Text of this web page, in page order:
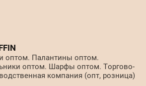
оптом. Палантины оптом.
оптом. Шарфы оптом. Торгово-
компания (опт, розница)